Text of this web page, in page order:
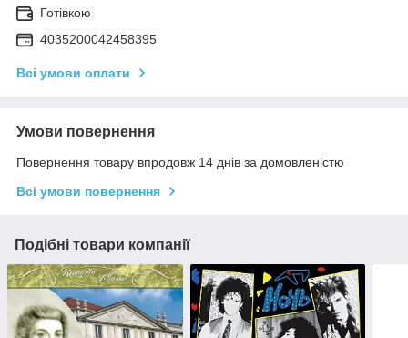
Готівкою
4035200042458395
Всі умови оплати
Умови повернення
Повернення товару впродовж 14 днів за домовленістю
Всі умови повернення
Подібні товари компанії